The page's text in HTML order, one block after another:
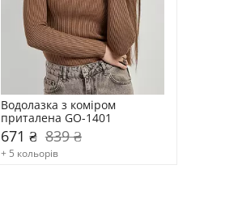
Водолазка з коміром
приталена GO-1401
671 ₴ 839 ₴
+ 5 кольорів